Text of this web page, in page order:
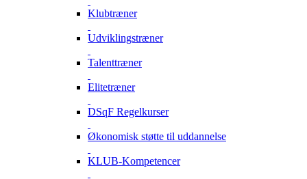
Klubtræner
Udviklingstræner
Talenttræner
Elitetræner
DSqF Regelkurser
Økonomisk støtte til uddannelse
KLUB-Kompetencer